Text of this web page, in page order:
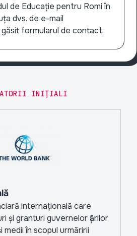
de Educație pentru Romi în
dvs. de e-mail
găsit formularul de contact.
INIȚIALI
internațională care
și granturi guvernelor țărilor
medii în scopul urmăririi